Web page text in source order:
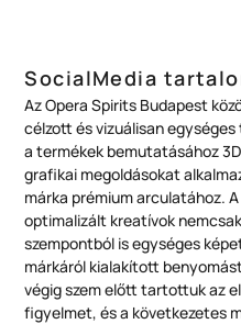
SocialMedia
Az Opera Spirits Budapest
célzott és vizuálisan
a termékek bemutatásához
grafikai megoldásokat
márka prémium arculatához.
optimalizált kreatívok
szempontból is egységes
márkáról kialakított
végig szem előtt tartottuk az
figyelmet, és a következetes